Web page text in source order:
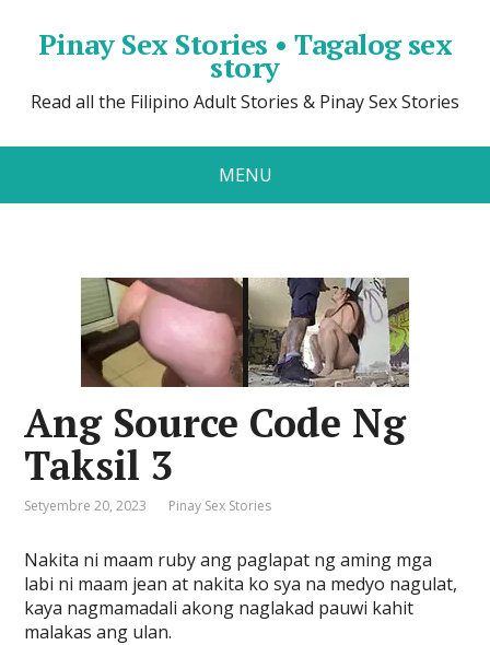
Pinay Sex Stories • Tagalog sex
story
Read all the Filipino Adult Stories & Pinay Sex Stories
MENU
Ang Source Code Ng
Taksil 3
Setyembre 20, 2023 Pinay Sex Stories
Nakita ni maam ruby ang paglapat ng aming mga
labi ni maam jean at nakita ko sya na medyo nagulat,
kaya nagmamadali akong naglakad pauwi kahit
malakas ang ulan.